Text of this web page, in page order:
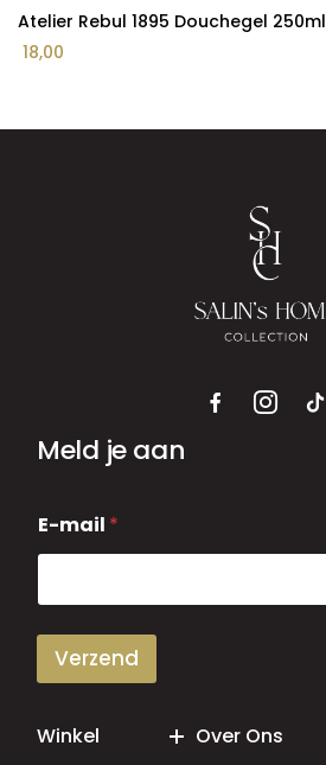
Atelier Rebul 1895 Douchegel 250ml
18,00
Meld je aan
-
m
i
E-mail *
Verzend
Winkel Over Ons